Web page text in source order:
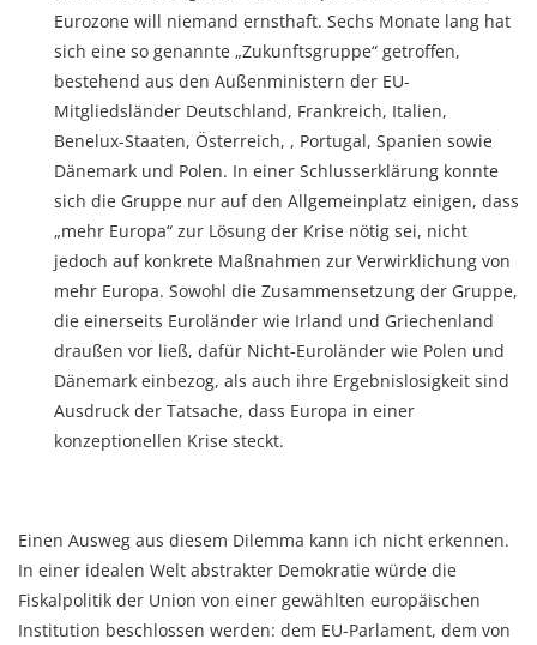
Eurozone will niemand ernsthaft. Sechs Monate lang hat
sich eine so genannte „Zukunftsgruppe“ getroffen,
bestehend aus den Außenministern der EU-
Mitgliedsländer Deutschland, Frankreich, Italien,
Benelux-Staaten, Österreich, , Portugal, Spanien sowie
Dänemark und Polen. In einer Schlusserklärung konnte
sich die Gruppe nur auf den Allgemeinplatz einigen, dass
„mehr Europa“ zur Lösung der Krise nötig sei, nicht
jedoch auf konkrete Maßnahmen zur Verwirklichung von
mehr Europa. Sowohl die Zusammensetzung der Gruppe,
die einerseits Euroländer wie Irland und Griechenland
draußen vor ließ, dafür Nicht-Euroländer wie Polen und
Dänemark einbezog, als auch ihre Ergebnislosigkeit sind
Ausdruck der Tatsache, dass Europa in einer
konzeptionellen Krise steckt.
Einen Ausweg aus diesem Dilemma kann ich nicht erkennen.
In einer idealen Welt abstrakter Demokratie würde die
Fiskalpolitik der Union von einer gewählten europäischen
Institution beschlossen werden: dem EU-Parlament, dem von